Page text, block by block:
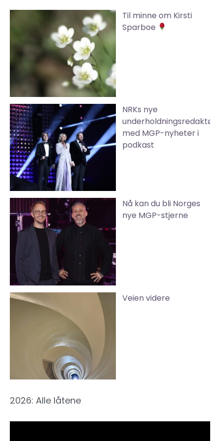
Til minne om Kirsti
Sparboe
NRKs nye
underholdningsredaktør
med MGP-nyheter i
podkast
Nå kan du bli Norges
nye MGP-stjerne
Veien videre
2026: Alle låtene